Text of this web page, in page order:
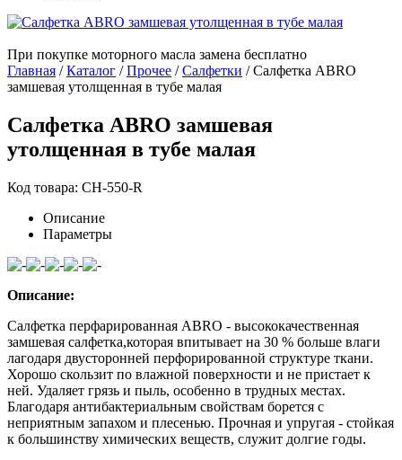
При покупке моторного масла замена бесплатно
Главная /Каталог /Прочее /Салфетки /Салфетка ABRO
замшевая утолщенная в тубе малая
Салфетка ABRO замшевая
утолщенная в тубе малая
Код товара: СН-550-R
Описание
Параметры
Описание:
Салфетка перфарированная ABRO - высококачественная
замшевая салфетка,которая впитывает на 30 % больше влаги
лагодаря двусторонней перфорированной структуре ткани.
Хорошо скользит по влажной поверхности и не пристает к
ней. Удаляет грязь и пыль, особенно в трудных местах.
Благодаря антибактериальным свойствам борется с
неприятным запахом и плесенью. Прочная и упругая - стойкая
к большинству химических веществ, служит долгие годы.